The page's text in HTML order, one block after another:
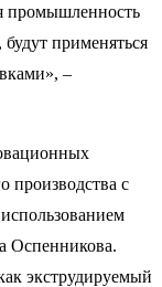
промышленность
применяться
–
производства с
Оспенникова.
экструдируемый